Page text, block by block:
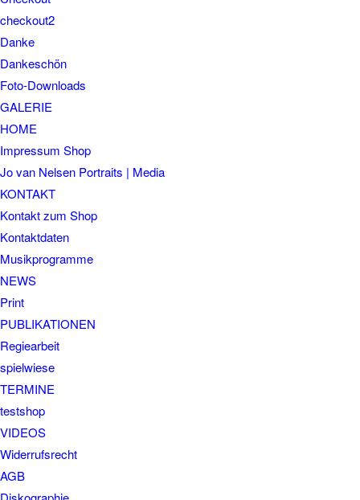
checkout2
Danke
Dankeschön
Foto-Downloads
GALERIE
HOME
Impressum Shop
Jo van Nelsen Portraits | Media
KONTAKT
Kontakt zum Shop
Kontaktdaten
Musikprogramme
NEWS
Print
PUBLIKATIONEN
Regiearbeit
spielwiese
TERMINE
testshop
VIDEOS
Widerrufsrecht
AGB